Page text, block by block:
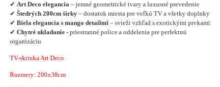
✔ Art Deco elegancia – jemné geometrické tvary a luxusné prevedenie
✔ Štedrých 200cm šírky – dostatok miesta pre veľkú TV a všetky doplnky
✔ Biela elegancia s mango detailmi – svieži vzhľad s exotickými prvkami
✔ Chytré ukladanie - priestranné police a oddelenia pre perfektnú
organizáciu
TV-skrinka Art Deco
Rozmery: 200x38cm